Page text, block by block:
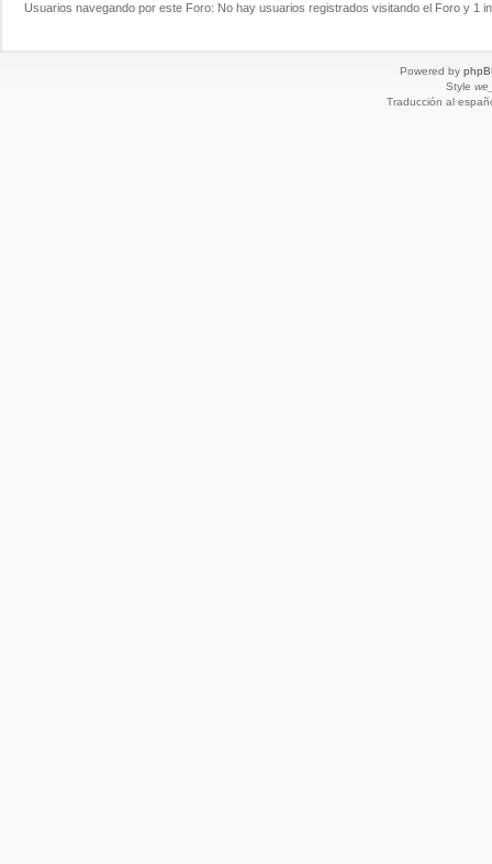
Usuarios navegando por este Foro: No hay usuarios registrados visitando el Foro y 1
Powered by
Style
Traducción al